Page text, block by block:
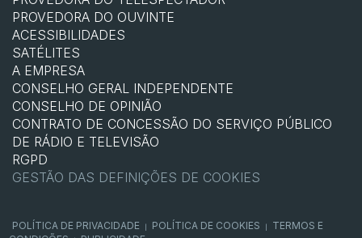
PROVEDORA DO OUVINTE
ACESSIBILIDADES
SATÉLITES
A EMPRESA
CONSELHO GERAL INDEPENDENTE
CONSELHO DE OPINIÃO
CONTRATO DE CONCESSÃO DO SERVIÇO PÚBLICO
DE RÁDIO E TELEVISÃO
RGPD
GESTÃO DAS DEFINIÇÕES DE COOKIES
POLÍTICA DE PRIVACIDADE POLÍTICA DE COOKIES
TERMOS E